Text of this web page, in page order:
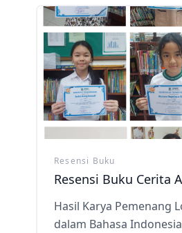
Resensi Buku
Resensi Buku Cerita
Hasil Karya Pemenang
dalam Bahasa